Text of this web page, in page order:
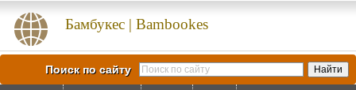
Бамбукес | Bambookes
Поиск по сайту